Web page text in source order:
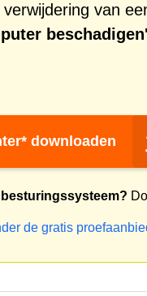
van
downloaden
besturingssysteem?
de gratis